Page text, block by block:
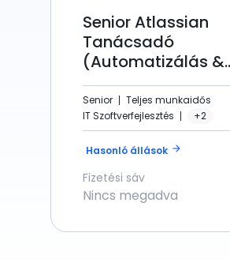
Senior Atlassian
Tanácsadó
(Automatizálás &
Scripting)
Senior
Teljes munkaidős
IT Szoftverfejlesztés
+2
Hasonló állások arrow_forward
Fizetési sáv
Nincs megadva